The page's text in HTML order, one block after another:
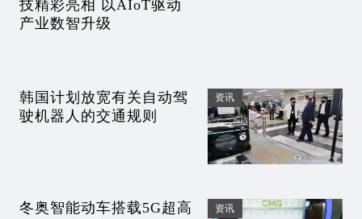
技精彩亮相 以AIoT驱动
产业数智升级
韩国计划放宽有关自动驾
驶机器人的交通规则
资讯
冬奥智能动车搭载5G超高
资讯